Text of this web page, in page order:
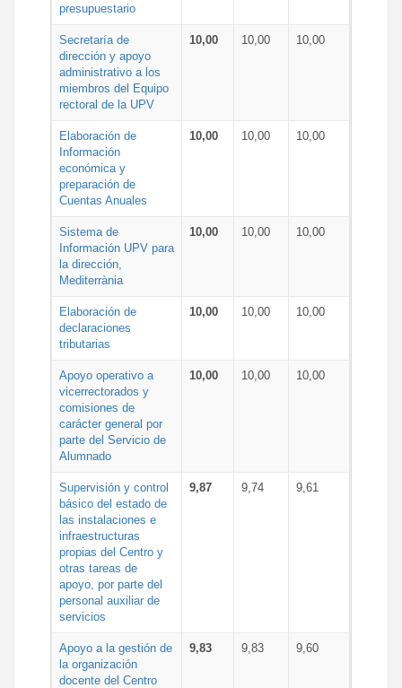
presupuestario
Secretaría de
dirección y apoyo
administrativo a los
miembros del Equipo
rectoral de la UPV
10,00 10,00 10,00
Elaboración de
Información
económica y
preparación de
Cuentas Anuales
10,00 10,00 10,00
Sistema de
Información UPV para
la dirección,
Mediterrània
10,00 10,00 10,00
Elaboración de
declaraciones
tributarias
10,00 10,00 10,00
Apoyo operativo a
vicerrectorados y
comisiones de
carácter general por
parte del Servicio de
Alumnado
10,00 10,00 10,00
Supervisión y control
básico del estado de
las instalaciones e
infraestructuras
propias del Centro y
otras tareas de
apoyo, por parte del
personal auxiliar de
servicios
9,87 9,74 9,61
Apoyo a la gestión de
la organización
docente del Centro
9,83 9,83 9,60